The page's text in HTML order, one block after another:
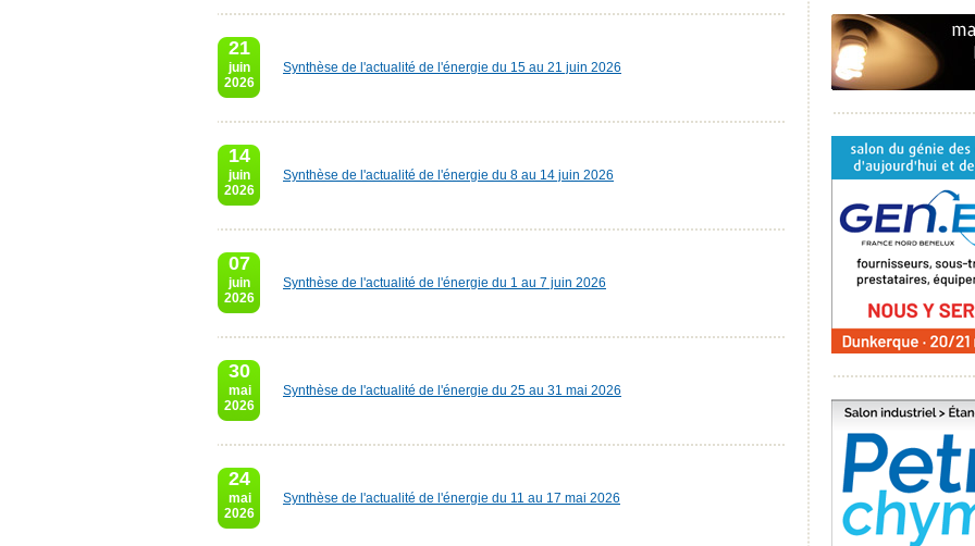
21
juin
2026
Synthèse de l'actualité de l'énergie du 15 au 21 juin 2026
14
juin
2026
Synthèse de l'actualité de l'énergie du 8 au 14 juin 2026
07
juin
2026
Synthèse de l'actualité de l'énergie du 1 au 7 juin 2026
30
mai
2026
Synthèse de l'actualité de l'énergie du 25 au 31 mai 2026
24
mai
2026
Synthèse de l'actualité de l'énergie du 11 au 17 mai 2026